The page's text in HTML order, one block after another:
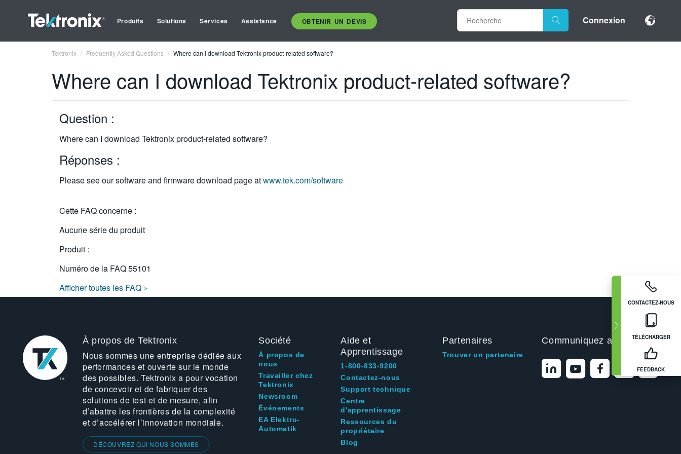
Produits Solutions Services Assistance OBTENIR UN DEVIS Connexion
CONTACTEZ-NOUS
TÉLÉCHARGER
FEEDBACK
Tektronix Frequently Asked Questions Where can I download Tektronix product-related software?
Where can I download Tektronix product-related software?
Question :
Where can I download Tektronix product-related software?
Réponses :
Please see our software and firmware download page atwww.tek.com/software
Cette FAQ concerne :
Aucune série du produit
Produit :
Numéro de la FAQ55101
Afficher toutes les FAQ »
À propos de Tektronix
Nous sommes une entreprise dédiée aux
performances et ouverte sur le monde
des possibles. Tektronix a pour vocation
de concevoir et de fabriquer des
solutions de test et de mesure, afin
d’abattre les frontières de la complexité
et d’accélérer l’innovation mondiale.
DÉCOUVREZ QUI NOUS SOMMES
Société
À propos de
nous
Travailler chez
Tektronix
Newsroom
Événements
EA Elektro-
Automatik
Aide et
Apprentissage
1-800-833-9200
Contactez-nous
Support technique
Centre
d'apprentissage
Ressources du
propriétaire
Blog
Partenaires
Trouver un partenaire
Communiquez avec nous